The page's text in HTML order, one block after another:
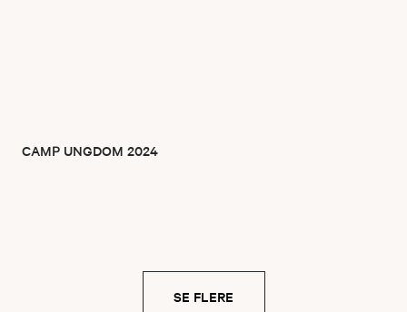
CAMP UNGDOM 2024
SE FLERE